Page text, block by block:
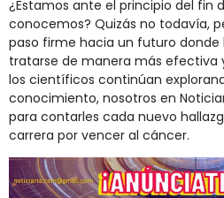
¿Estamos ante el principio del fin
conocemos? Quizás no todavía,
paso firme hacia un futuro
tratarse de manera más efectiva
los científicos continúan
conocimiento, nosotros en
para contarles cada nuevo
carrera por vencer al cáncer.